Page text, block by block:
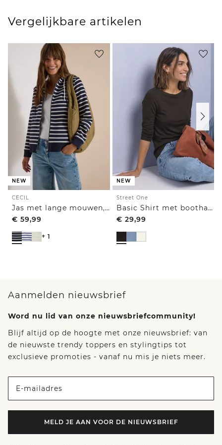
Vergelijkbare artikelen
NEW
CECIL
Jas met lange mouwen, capuchon en structuur
€ 59,99
+ 1
NEW
Street One
Basic Shirt met boothals
€ 29,99
Aanmelden nieuwsbrief
Word nu lid van onze nieuwsbriefcommunity!
Blijf altijd op de hoogte met onze nieuwsbrief: van
de nieuwste trendy toppers en stylingtips tot
exclusieve promoties - vanaf nu mis je niets meer.
E-mailadres
MELD JE AAN VOOR DE NIEUWSBRIEF